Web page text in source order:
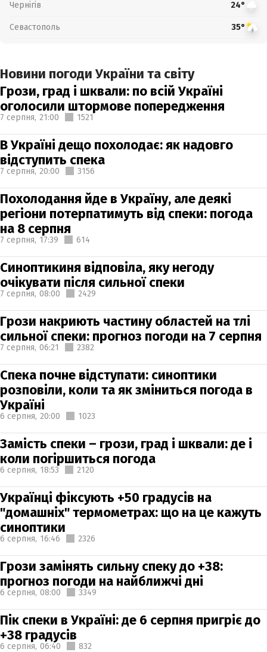
Чернігів 24°
Севастополь 35°
Новини погоди України та світу
Грози, град і шквали: по всій Україні
оголосили штормове попередження
7 серпня, 21:00 1521
В Україні дещо похолодає: як надовго
відступить спека
7 серпня, 20:00 3156
Похолодання йде в Україну, але деякі
регіони потерпатимуть від спеки: погода
на 8 серпня
7 серпня, 17:39 614
Синоптикиня відповіла, яку негоду
очікувати після сильної спеки
7 серпня, 08:00 2429
Грози накриють частину областей на тлі
сильної спеки: прогноз погоди на 7 серпня
7 серпня, 06:21 2382
Спека почне відступати: синоптики
розповіли, коли та як зміниться погода в
Україні
6 серпня, 20:00 1023
Замість спеки – грози, град і шквали: де і
коли погіршиться погода
6 серпня, 18:53 2120
Українці фіксують +50 градусів на
"домашніх" термометрах: що на це кажуть
синоптики
6 серпня, 16:46 2326
Грози замінять сильну спеку до +38:
прогноз погоди на найближчі дні
6 серпня, 08:00 3349
Пік спеки в Україні: де 6 серпня пригріє до
+38 градусів
6 серпня, 06:40 832